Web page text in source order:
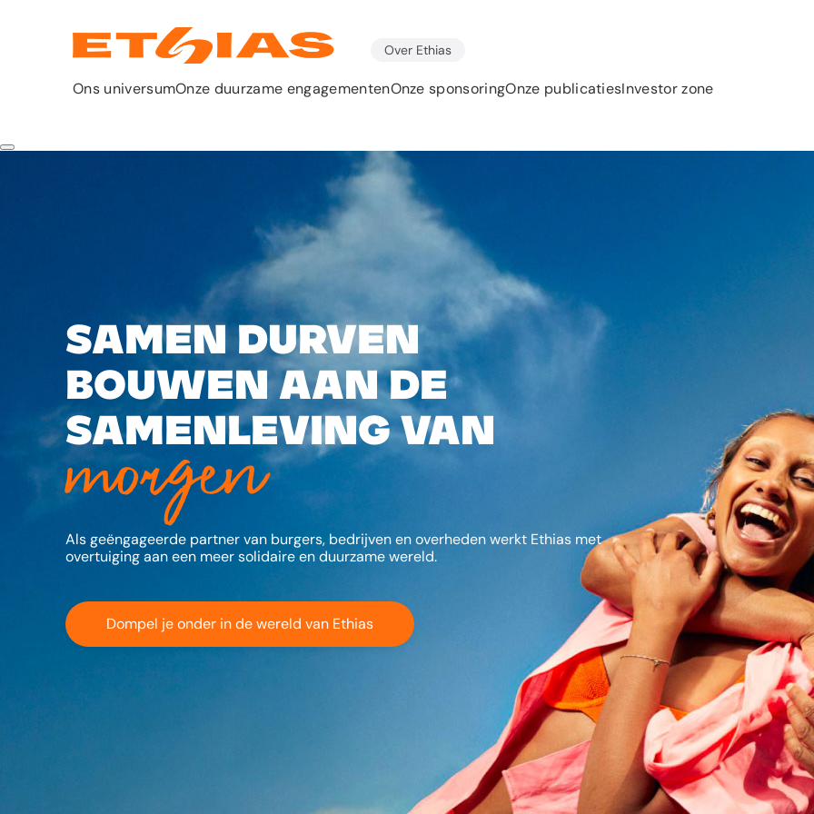
Over Ethias
Ons universumOnze duurzame engagementenOnze sponsoringOnze publicatiesInvestor zone
Samen durven
bouwen aan de
samenleving van
morgen
Als geëngageerde partner van burgers, bedrijven en overheden werkt Ethias met
overtuiging aan een meer solidaire en duurzame wereld.
Dompel je onder in de wereld van Ethias